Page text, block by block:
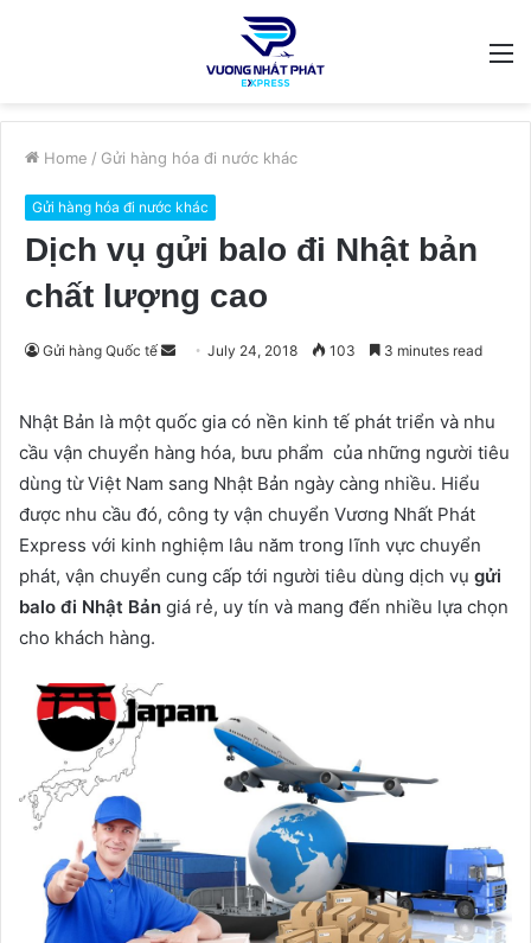
Home / Gửi hàng hóa đi nước khác
Gửi hàng hóa đi nước khác
Dịch vụ gửi balo đi Nhật bản
chất lượng cao
Gửi hàng Quốc tế
SendJuly 24, 2018 103 3 minutes read
Nhật Bản là một quốc gia có nền kinh tế phát triển và nhu
cầu vận chuyển hàng hóa, bưu phẩm của những người tiêu
dùng từ Việt Nam sang Nhật Bản ngày càng nhiều. Hiểu
được nhu cầu đó, công ty vận chuyển Vương Nhất Phát
Express với kinh nghiệm lâu năm trong lĩnh vực chuyển
phát, vận chuyển cung cấp tới người tiêu dùng dịch vụ gửi
balo đi Nhật Bản giá rẻ, uy tín và mang đến nhiều lựa chọn
cho khách hàng.